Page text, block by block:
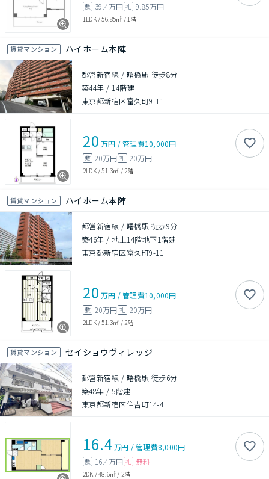
敷 39.4万円 礼 9.85万円
1LDK/56.85㎡ / 1階
賃貸マンション ハイホーム本陣
都営新宿線 / 曙橋駅 徒歩8分
築44年 / 14階建
東京都新宿区富久町9-11
20 万円 /管理費10,000円
敷 20万円 礼 20万円
2LDK/51.3㎡ / 2階
賃貸マンション ハイホーム本陣
都営新宿線 / 曙橋駅 徒歩9分
築46年 /地上14階地下1階建
東京都新宿区富久町9-11
20 万円 /管理費10,000円
敷 20万円 礼 20万円
2LDK/51.3㎡ / 2階
賃貸マンション セイショウヴィレッジ
都営新宿線 / 曙橋駅 徒歩6分
築48年 /5階建
東京都新宿区住吉町14-4
16.4万円 /管理費8,000円
敷 16.4万円 礼 無料
2DK /48.6㎡ / 2階